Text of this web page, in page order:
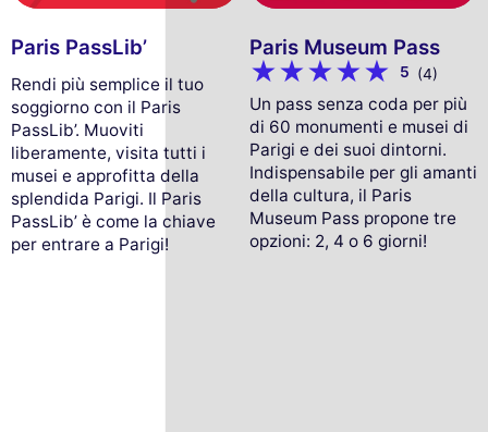
Paris PassLib’
Rendi più semplice il tuo
soggiorno con il Paris
PassLib’. Muoviti
liberamente, visita tutti i
musei e approfitta della
splendida Parigi. Il Paris
PassLib’ è come la chiave
per entrare a Parigi!
Paris Museum Pass
5 (4)
Un pass senza coda per più
di 60 monumenti e musei di
Parigi e dei suoi dintorni.
Indispensabile per gli amanti
della cultura, il Paris
Museum Pass propone tre
opzioni: 2, 4 o 6 giorni!